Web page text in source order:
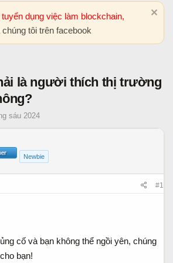
tuyển dụng việc làm blockchain,
chúng tôi trên facebook
là người thích thị trường
sáu 2024
Newbie
#1
cố và bạn không thể ngồi yên, chúng
bạn!